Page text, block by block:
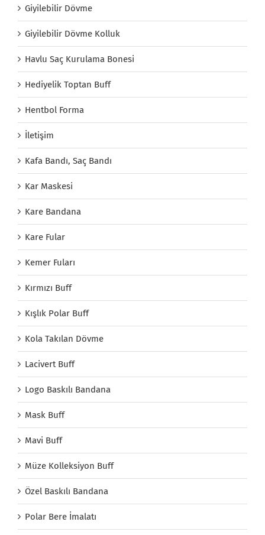
Giyilebilir Dövme
Giyilebilir Dövme Kolluk
Havlu Saç Kurulama Bonesi
Hediyelik Toptan Buff
Hentbol Forma
İletişim
Kafa Bandı, Saç Bandı
Kar Maskesi
Kare Bandana
Kare Fular
Kemer Fuları
Kırmızı Buff
Kışlık Polar Buff
Kola Takılan Dövme
Lacivert Buff
Logo Baskılı Bandana
Mask Buff
Mavi Buff
Müze Kolleksiyon Buff
Özel Baskılı Bandana
Polar Bere İmalatı